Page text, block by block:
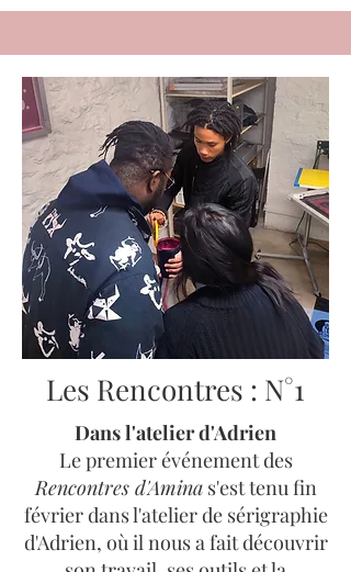
Les Rencontres : N°1
Dans l'atelier d'Adrien
Le premier événement des
Rencontres d'Aminas'est tenu fin
février dans l'atelier de sérigraphie
d'Adrien, où il nous a fait découvrir